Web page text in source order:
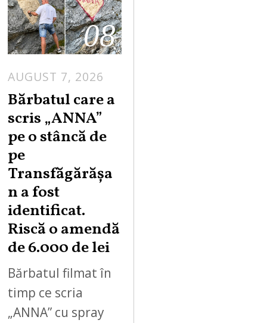
08
AUGUST 7, 2026
Bărbatul care a
scris „ANNA”
pe o stâncă de
pe
Transfăgărășa
n a fost
identificat.
Riscă o amendă
de 6.000 de lei
Bărbatul filmat în
timp ce scria
„ANNA” cu spray